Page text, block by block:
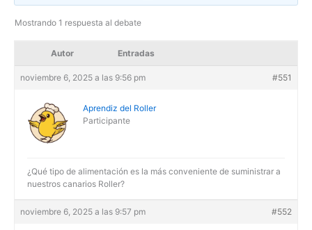
Mostrando 1 respuesta al debate
Autor Entradas
noviembre 6, 2025 a las 9:56 pm #551
Aprendiz del Roller
Participante
¿Qué tipo de alimentación es la más conveniente de suministrar a
nuestros canarios Roller?
noviembre 6, 2025 a las 9:57 pm #552